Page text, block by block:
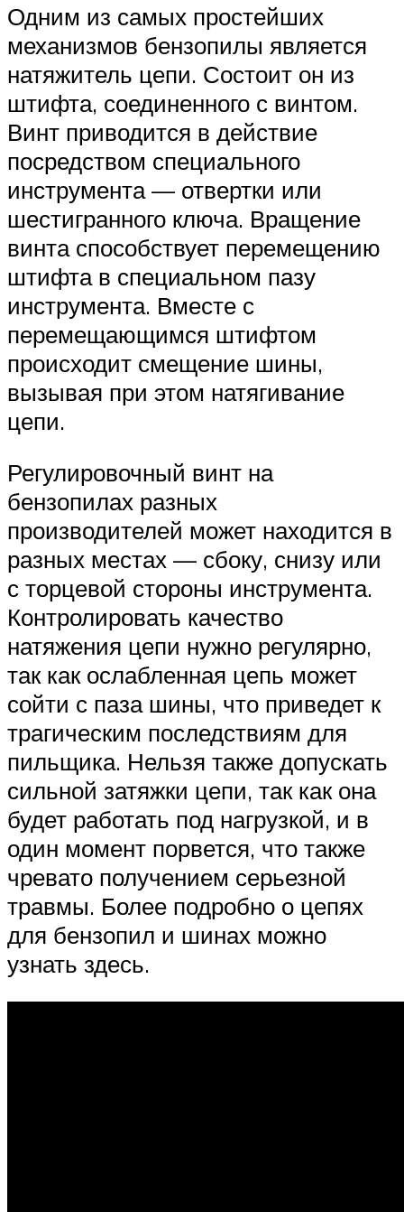
Одним из самых простейших
механизмов бензопилы является
натяжитель цепи. Состоит он из
штифта, соединенного с винтом.
Винт приводится в действие
посредством специального
инструмента — отвертки или
шестигранного ключа. Вращение
винта способствует перемещению
штифта в специальном пазу
инструмента. Вместе с
перемещающимся штифтом
происходит смещение шины,
вызывая при этом натягивание
цепи.
Регулировочный винт на
бензопилах разных
производителей может находится в
разных местах — сбоку, снизу или
с торцевой стороны инструмента.
Контролировать качество
натяжения цепи нужно регулярно,
так как ослабленная цепь может
сойти с паза шины, что приведет к
трагическим последствиям для
пильщика. Нельзя также допускать
сильной затяжки цепи, так как она
будет работать под нагрузкой, и в
один момент порвется, что также
чревато получением серьезной
травмы. Более подробно о цепях
для бензопил и шинах можно
узнать здесь.